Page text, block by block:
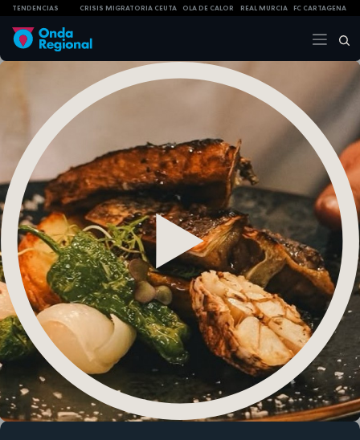
TENDENCIAS CRISIS MIGRATORIA CEUTA OLA DE CALOR REAL MURCIA FC CARTAGENA